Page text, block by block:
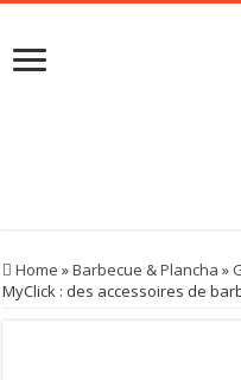
Home »Barbecue & Plancha »
MyClick : des accessoires de